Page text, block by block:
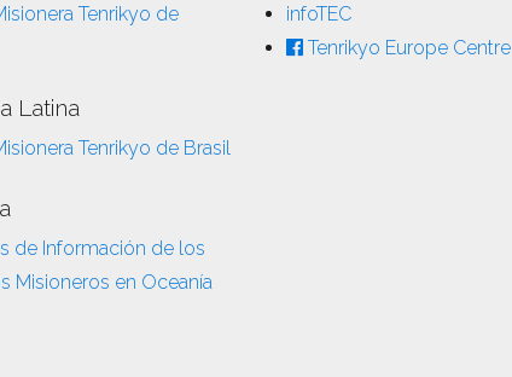
Tenrikyo de
Latina
Tenrikyo de Brasil
de Información de los
Misioneros en Oceanía
infoTEC
Tenrikyo Europe Centre